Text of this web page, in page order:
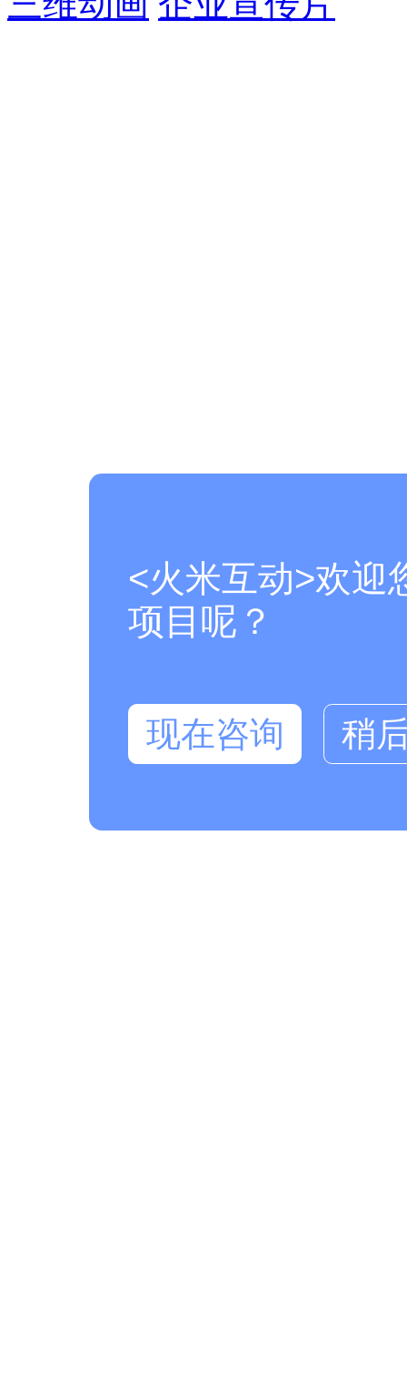
<火米互动>欢迎
项目呢？
现在咨询 稍